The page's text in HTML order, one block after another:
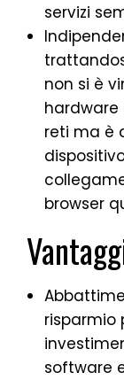
servizi
non si è
reti ma è
browser
risparmio
software